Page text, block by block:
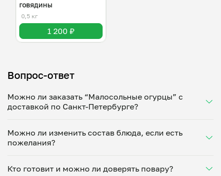
говядины
0,5 кг
1 200 ₽
Вопрос-ответ
Можно ли заказать “Малосольные огурцы” с
доставкой по Санкт-Петербурге?
Укажите удобное время — и получите свежее
домашнее блюдо в большой порции прямо с плиты.
минут. Статус заказа отслеживайте в личном
кабинете, а с поваром можно связаться напрямую в
Можно ли изменить состав блюда, если есть
пожелания?
ваши предпочтения: уберет специи, снизит
Кто готовит и можно ли доверять повару?